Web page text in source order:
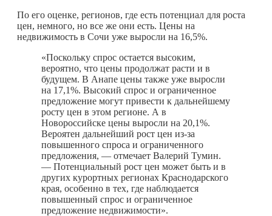
По его оценке, регионов, где есть потенциал для роста
цен, немного, но все же они есть. Цены на
недвижимость в Сочи уже выросли на 16,5%.
«Поскольку спрос остается высоким,
вероятно, что цены продолжат расти и в
будущем. В Анапе цены также уже выросли
на 17,1%. Высокий спрос и ограниченное
предложение могут привести к дальнейшему
росту цен в этом регионе. А в
Новороссийске цены выросли на 20,1%.
Вероятен дальнейший рост цен из-за
повышенного спроса и ограниченного
предложения, — отмечает Валерий Тумин.
— Потенциальный рост цен может быть и в
других курортных регионах Краснодарского
края, особенно в тех, где наблюдается
повышенный спрос и ограниченное
предложение недвижимости».